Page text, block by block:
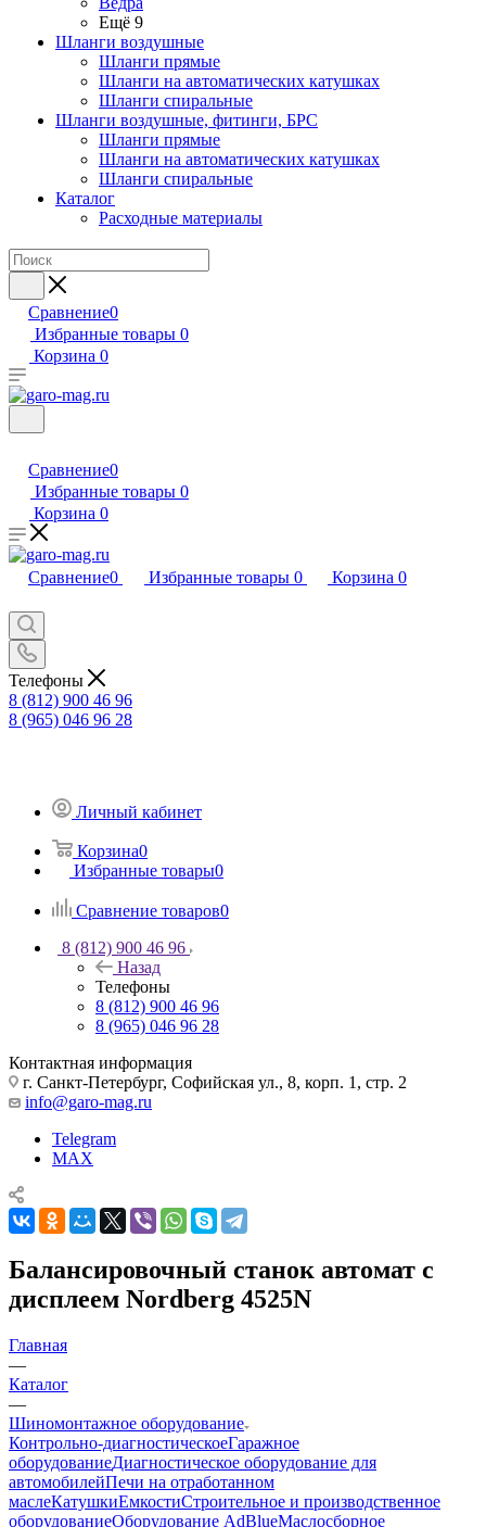
Ещё 9
Шланги воздушные
Шланги прямые
Шланги на автоматических катушках
Шланги спиральные
Шланги воздушные, фитинги, БРС
Шланги прямые
Шланги на автоматических катушках
Шланги спиральные
Каталог
Расходные материалы
Сравнение0
Избранные товары 0
Корзина 0
Сравнение0
Избранные товары 0
Корзина 0
Сравнение0 Избранные товары 0 Корзина 0
Телефоны
8 (812) 900 46 96
8 (965) 046 96 28
Личный кабинет
Корзина0
Избранные товары0
Сравнение товаров0
8 (812) 900 46 96
Назад
Телефоны
8 (812) 900 46 96
8 (965) 046 96 28
Контактная информация
г. Санкт-Петербург, Софийская ул., 8, корп. 1, стр. 2
info@garo-mag.ru
Telegram
MAX
Балансировочный станок автомат с
дисплеем Nordberg 4525N
Главная
—
Каталог
—
Шиномонтажное оборудование
Контрольно-диагностическоеГаражное
оборудованиеДиагностическое оборудование для
автомобилейПечи на отработанном
маслеКатушкиЕмкостиСтроительное и производственное
оборудованиеОборудование AdBlueМаслосборное